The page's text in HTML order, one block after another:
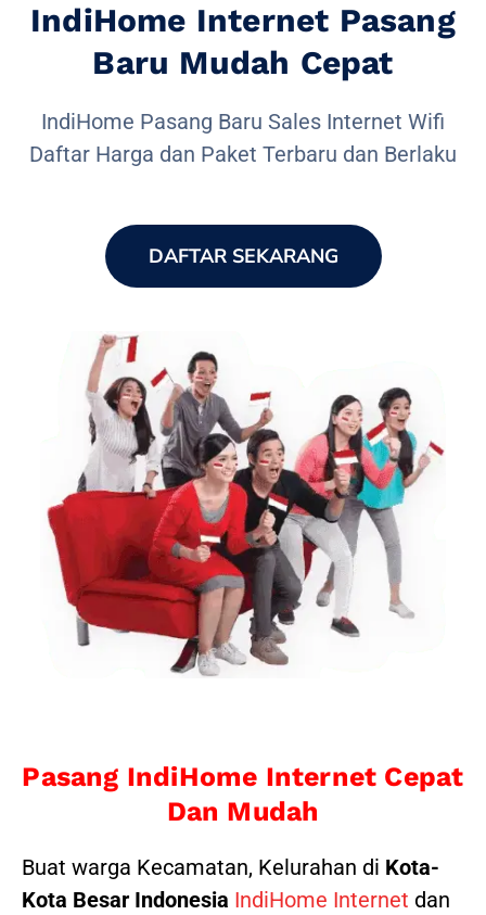
IndiHome Internet Pasang
Baru Mudah Cepat
IndiHome Pasang Baru Sales Internet Wifi
Daftar Harga dan Paket Terbaru dan Berlaku
DAFTAR SEKARANG
Pasang IndiHome Internet Cepat
Dan Mudah
Buat warga Kecamatan, Kelurahan di Kota-
Kota Besar Indonesia IndiHome Internet dan